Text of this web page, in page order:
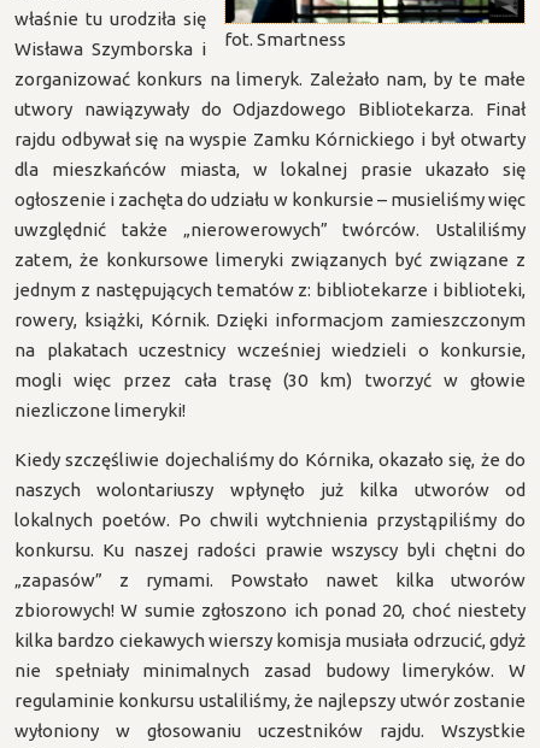
fot. Smartness
właśnie tu urodziła się
Wisława Szymborska i
zorganizować konkurs na limeryk. Zależało nam, by te małe
utwory nawiązywały do Odjazdowego Bibliotekarza. Finał
rajdu odbywał się na wyspie Zamku Kórnickiego i był otwarty
dla mieszkańców miasta, w lokalnej prasie ukazało się
ogłoszenie i zachęta do udziału w konkursie – musieliśmy więc
uwzględnić także „nierowerowych” twórców. Ustaliliśmy
zatem, że konkursowe limeryki związanych być związane z
jednym z następujących tematów z: bibliotekarze i biblioteki,
rowery, książki, Kórnik. Dzięki informacjom zamieszczonym
na plakatach uczestnicy wcześniej wiedzieli o konkursie,
mogli więc przez cała trasę (30 km) tworzyć w głowie
niezliczone limeryki!
Kiedy szczęśliwie dojechaliśmy do Kórnika, okazało się, że do
naszych wolontariuszy wpłynęło już kilka utworów od
lokalnych poetów. Po chwili wytchnienia przystąpiliśmy do
konkursu. Ku naszej radości prawie wszyscy byli chętni do
„zapasów” z rymami. Powstało nawet kilka utworów
zbiorowych! W sumie zgłoszono ich ponad 20, choć niestety
kilka bardzo ciekawych wierszy komisja musiała odrzucić, gdyż
nie spełniały minimalnych zasad budowy limeryków. W
regulaminie konkursu ustaliliśmy, że najlepszy utwór zostanie
wyłoniony w głosowaniu uczestników rajdu. Wszystkie